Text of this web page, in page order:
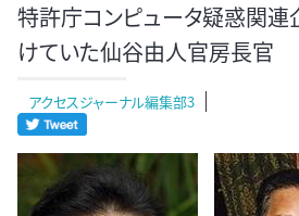
特許庁コンピュータ疑惑関連
けていた仙谷由人官房長官
アクセスジャーナル編集部3